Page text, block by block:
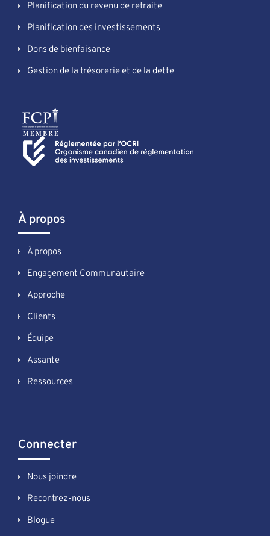
Planification du revenu de retraite
Planification des investissements
Dons de bienfaisance
Gestion de la trésorerie et de la dette
À propos
À propos
Engagement Communautaire
Approche
Clients
Équipe
Assante
Ressources
Connecter
Nous joindre
Recontrez-nous
Blogue